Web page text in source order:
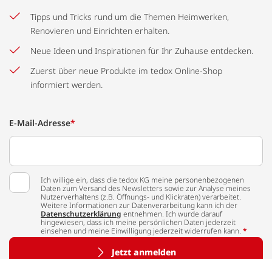
Tipps und Tricks rund um die Themen Heimwerken,
Renovieren und Einrichten erhalten.
Neue Ideen und Inspirationen für Ihr Zuhause entdecken.
Zuerst über neue Produkte im tedox Online-Shop
informiert werden.
E-Mail-Adresse*
Ich willige ein, dass die tedox KG meine personenbezogenen
Daten zum Versand des Newsletters sowie zur Analyse meines
Nutzerverhaltens (z.B. Öffnungs- und Klickraten) verarbeitet.
Weitere Informationen zur Datenverarbeitung kann ich der
Datenschutzerklärung entnehmen. Ich wurde darauf
hingewiesen, dass ich meine persönlichen Daten jederzeit
einsehen und meine Einwilligung jederzeit widerrufen kann. *
Jetzt anmelden